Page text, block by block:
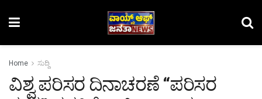
Home ಸುದ್ದಿ
ವಿಶ್ವ ಪರಿಸರ ದಿನಾಚರಣೆ “ಪರಿಸರ